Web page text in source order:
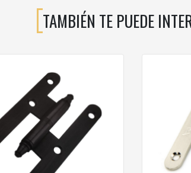
INOXIDABLE
TAMBIÉN TE PUEDE